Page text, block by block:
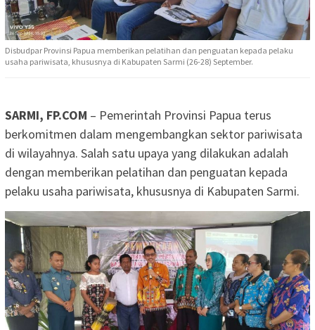
Disbudpar Provinsi Papua memberikan pelatihan dan penguatan kepada pelaku
usaha pariwisata, khususnya di Kabupaten Sarmi (26-28) September.
SARMI, FP.COM – Pemerintah Provinsi Papua terus
berkomitmen dalam mengembangkan sektor pariwisata
di wilayahnya. Salah satu upaya yang dilakukan adalah
dengan memberikan pelatihan dan penguatan kepada
pelaku usaha pariwisata, khususnya di Kabupaten Sarmi.